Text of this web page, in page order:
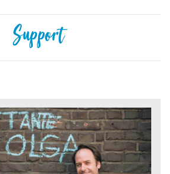
Support